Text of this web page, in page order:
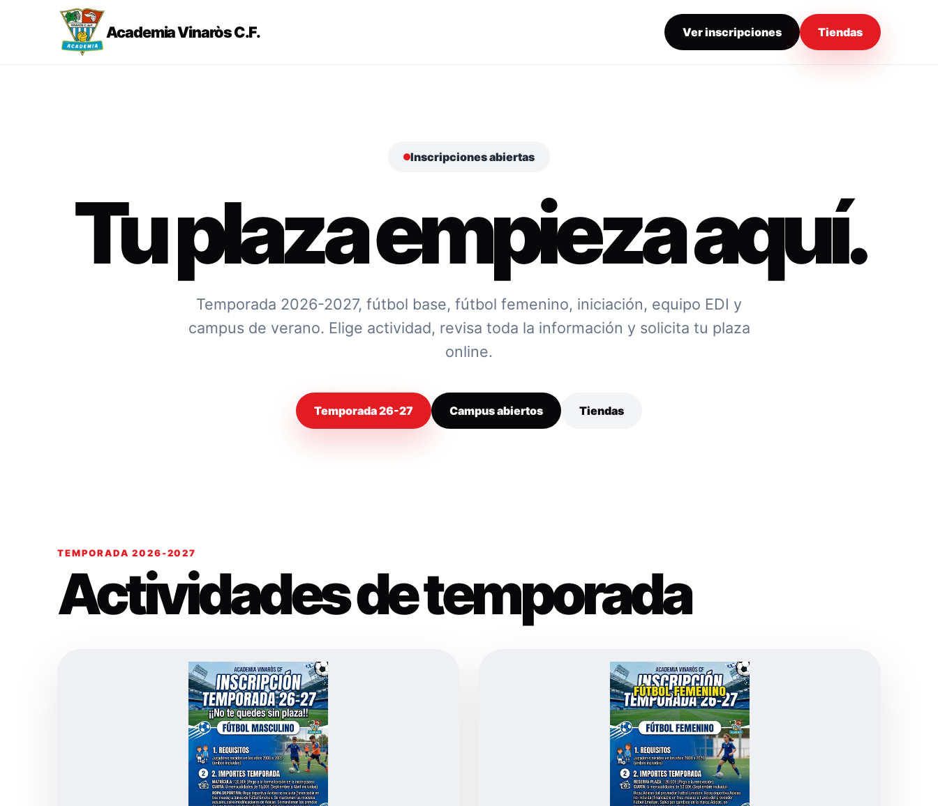
Academia Vinaròs C.F. Ver inscripciones Tiendas
Inscripciones abiertas
Tu plaza empieza aquí.
Temporada 2026-2027, fútbol base, fútbol femenino, iniciación, equipo EDI y
campus de verano. Elige actividad, revisa toda la información y solicita tu plaza
online.
Temporada 26-27 Campus abiertos Tiendas
TEMPORADA 2026-2027
Actividades de temporada